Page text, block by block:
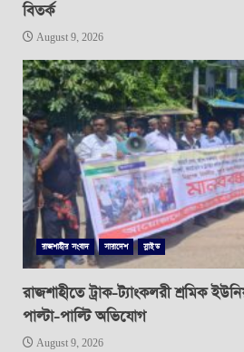
বিতর্ক
August 9, 2026
রাজশাহীর সংবাদ সারাদেশ স্লাইড
রাজশাহীতে ট্রাক-ট্যাংকলরী শ্রমিক
পাল্টা-পাল্টি অভিযোগ
August 9, 2026